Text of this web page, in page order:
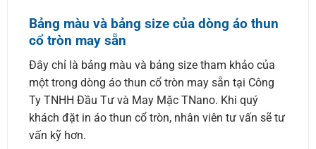
Bảng màu và bảng size của dòng áo thun
cổ tròn may sẵn
Đây chỉ là bảng màu và bảng size tham khảo của
một trong dòng áo thun cổ tròn may sẵn tại Công
Ty TNHH Đầu Tư và May Mặc TNano. Khi quý
khách đặt in áo thun cổ tròn, nhân viên tư vấn sẽ tư
vấn kỹ hơn.